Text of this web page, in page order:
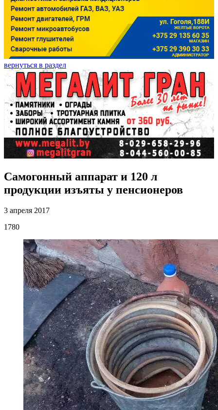
вернуться в раздел
Самогонный аппарат и 120 л
продукции изъяты у пенсионеров
3 апреля 2017
1780